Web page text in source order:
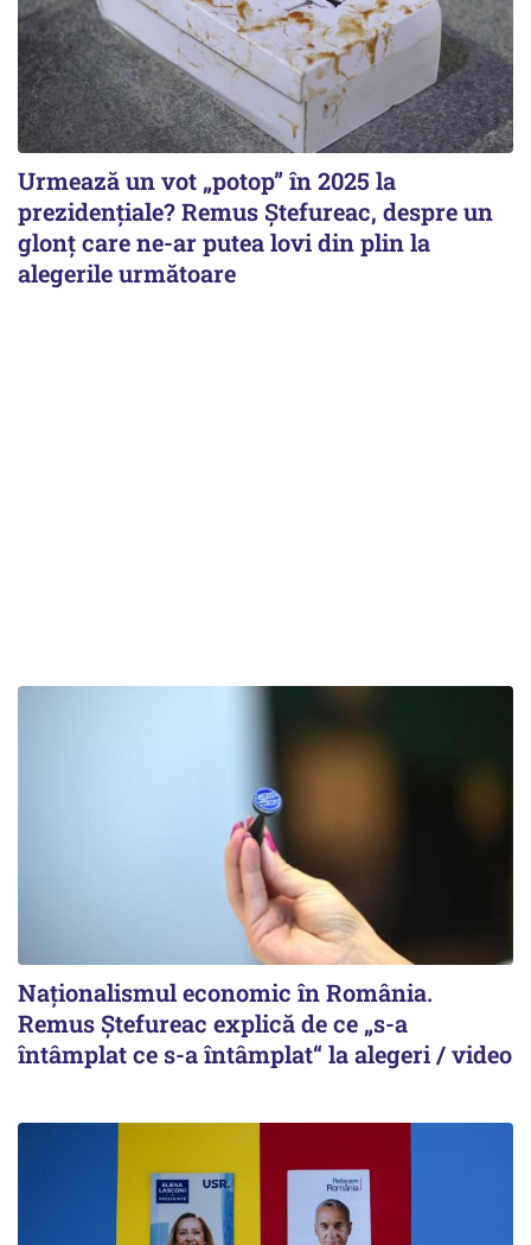
Urmează un vot „potop” în 2025 la
prezidențiale? Remus Ștefureac, despre un
glonț care ne-ar putea lovi din plin la
alegerile următoare
Naționalismul economic în România.
Remus Ștefureac explică de ce „s-a
întâmplat ce s-a întâmplat“ la alegeri / video